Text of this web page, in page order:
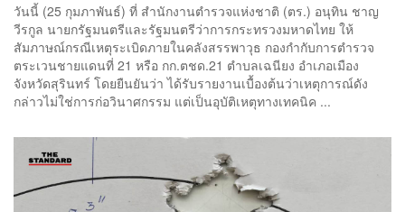
วันนี้ (25 กุมภาพันธ์) ที่ สำนักงานตำรวจแห่งชาติ (ตร.) อนุทิน ชาญ
วีรกูล นายกรัฐมนตรีและรัฐมนตรีว่าการกระทรวงมหาดไทย ให้
สัมภาษณ์กรณีเหตุระเบิดภายในคลังสรรพาวุธ กองกำกับการตำรวจ
ตระเวนชายแดนที่ 21 หรือ กก.ตชด.21 ตำบลเฉนียง อำเภอเมือง
จังหวัดสุรินทร์ โดยยืนยันว่า ได้รับรายงานเบื้องต้นว่าเหตุการณ์ดัง
กล่าวไม่ใช่การก่อวินาศกรรม แต่เป็นอุบัติเหตุทางเทคนิค ...